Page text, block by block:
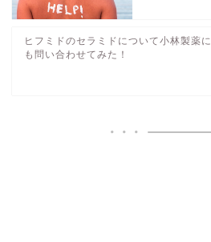
ヒフミドのセラミドについて小林製薬に
も問い合わせてみた！